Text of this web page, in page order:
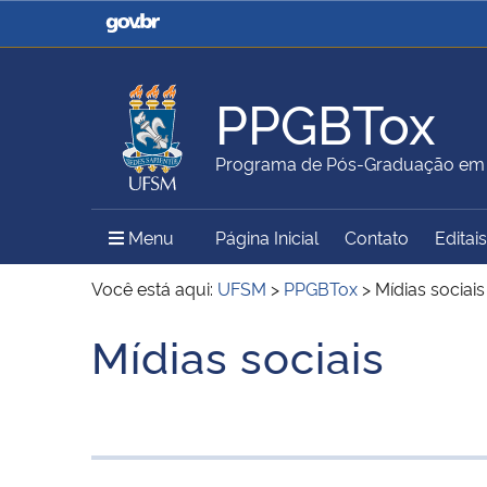
Casa Civil
Ministério da Justiça e
Ministério da Agricultura,
Pecuária e Abastecimento
Ministério da Educação
Ministério do Meio Ambiente Ministério do Turismo
Secretaria de Governo
Gabinete de Segurança
PPGBTox
Programa de Pós-Graduação
Menu Menu Principal do Sítio
Página Inicial Contato Editais
Você está aqui: UFSM > PPGBTox > Mídias sociais
Início do conteúdo
Mídias sociais